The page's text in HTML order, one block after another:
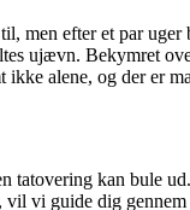
men efter et par
ujævn. Bekymret
alene, og der er
kan bule
vi guide dig